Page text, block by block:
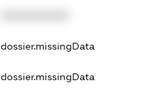
dossier.missingData
dossier.missingData